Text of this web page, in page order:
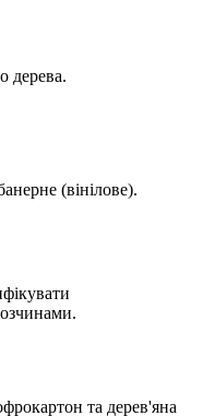
дерева.
(вінілове).
та дерев'яна